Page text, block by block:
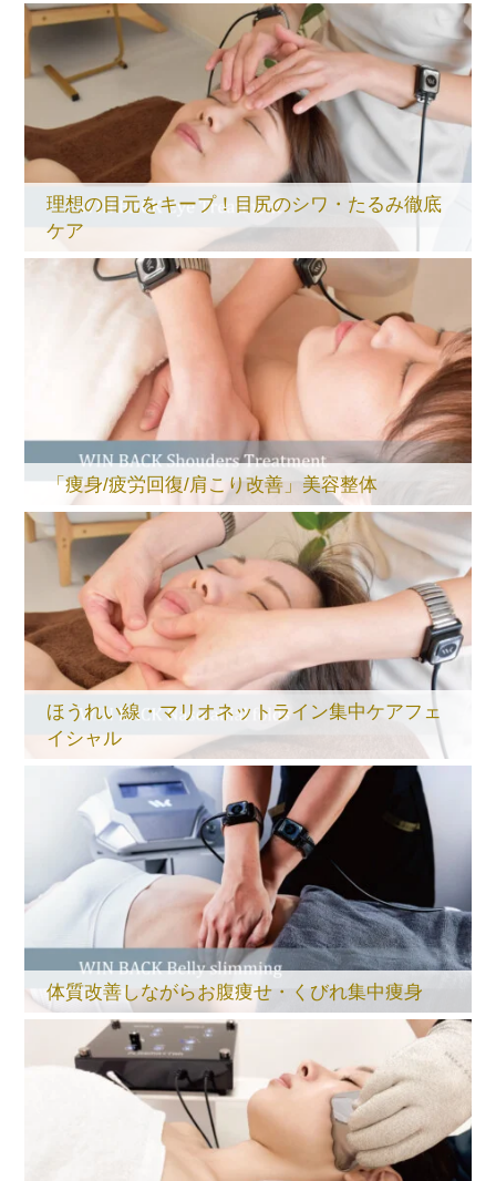
理想の目元をキープ！目尻のシワ・たるみ徹底
ケア
「痩身/疲労回復/肩こり改善」美容整体
ほうれい線・マリオネットライン集中ケアフェ
イシャル
体質改善しながらお腹痩せ・くびれ集中痩身